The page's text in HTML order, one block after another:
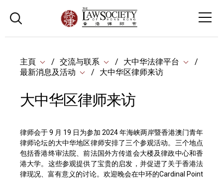
主頁 交流与联系
大中华法律平台
最新消息及活动
大中华区律师来访
大中华区律师来访
律师会于 9 月 19 日为参加 2024 年海峡两岸暨香港澳门青年
律师论坛的大中华地区律师安排了三个参观活动。三个地点
包括香港终审法院、前法国外方传道会大楼及律政中心和香
港大学。这些参观提供了宝贵的启发，并促进了关于香港法
律现况、富有意义的讨论。欢迎晚会在中环的Cardinal Point